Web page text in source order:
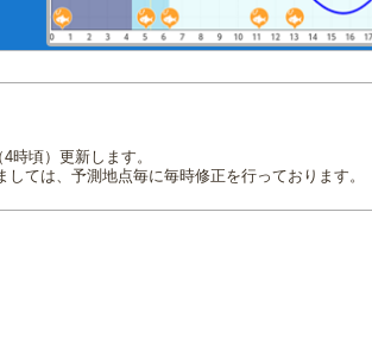
時頃）更新します。
ては、予測地点毎に毎時修正を行っております。